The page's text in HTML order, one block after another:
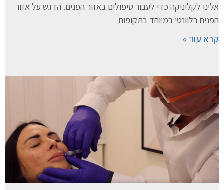
אלינו לקליניקה כדי לעבור טיפולים באזור הפנים. הדגש על אזור
הפנים רלוונטי במיוחד בתקופות
קרא עוד »